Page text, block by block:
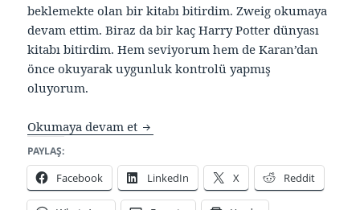
beklemekte olan bir kitabı bitirdim. Zweig okumaya
devam ettim. Biraz da bir kaç Harry Potter dünyası
kitabı bitirdim. Hem seviyorum hem de Karan’dan
önce okuyarak uygunluk kontrolü yapmış
oluyorum.
Okumaya devam et Okuma Listem – Ağustos 2020
PAYLAŞ:
Facebook LinkedIn X Reddit